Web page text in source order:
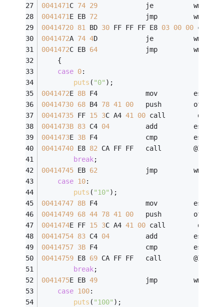
0041471C 74 29
            je          wmain+
0041471E EB 72
            jmp         wmain+
00414720 81 BD 30 FF FF FF E8 03 00 00 cmp
0041472A 74 4D            je          wmain+
0041472C EB 64
            jmp         wmain+
	{
case 0:
puts ( "0" );
0041472E 8B F4            mov
00414730 68 B4 78 41 00
   push        offset
00414735 FF 15 3C A4 41 00 call        dword
0041473B 83 C4 04
         add         esp,
0041473E 3B F4            cmp
00414740 E8 82 CA FF FF   call        @ILT+
break;
00414745 EB 62
            jmp         wmain+
case 10:
puts ( "10" );
00414747 8B F4            mov
00414749 68 44 78 41 00
   push        offset
0041474E FF 15 3C A4 41 00 call        dword
00414754 83 C4 04
         add         esp,
00414757 3B F4            cmp
00414759 E8 69 CA FF FF   call        @ILT+
break;
0041475E EB 49
            jmp         wmain+
case 100:
puts ( "100" );